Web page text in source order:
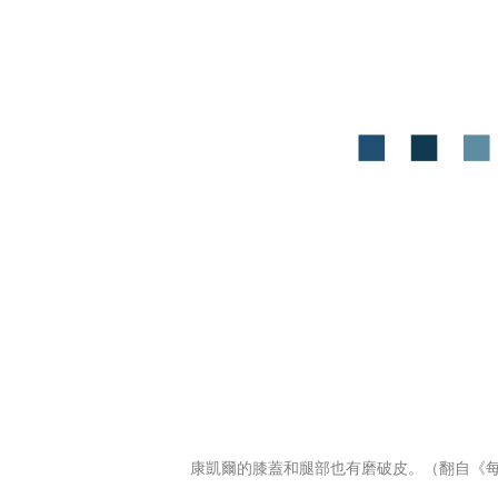
康凱爾的膝蓋和腿部也有磨破皮。（翻自《